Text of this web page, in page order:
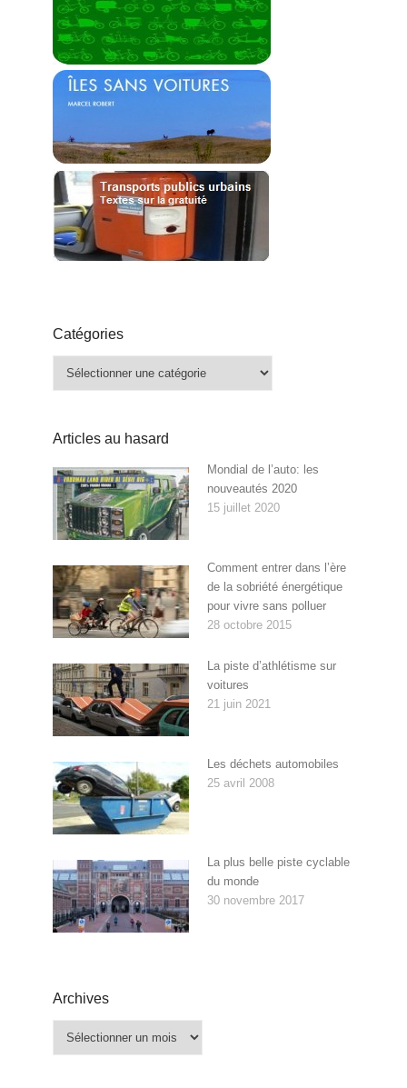
Catégories
Catégories
Articles au hasard
Mondial de l’auto: les
nouveautés 2020
15 juillet 2020
Comment entrer dans l’ère
de la sobriété énergétique
pour vivre sans polluer
28 octobre 2015
La piste d’athlétisme sur
voitures
21 juin 2021
Les déchets automobiles
25 avril 2008
La plus belle piste cyclable
du monde
30 novembre 2017
Archives
Archives